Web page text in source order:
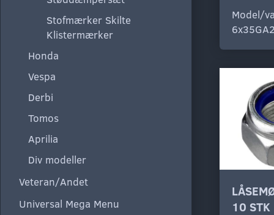
Stofmærker Skilte
Klistermærker
Honda
Vespa
Derbi
Tomos
Aprilia
Div modeller
Veteran/Andet
Universal Mega Menu
Model/
10 STK